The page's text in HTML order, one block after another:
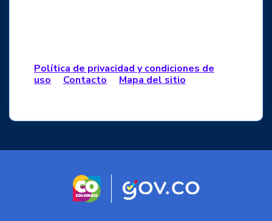
Política de privacidad y condiciones de
uso
Contacto Mapa del sitio
Logo marca Colombia